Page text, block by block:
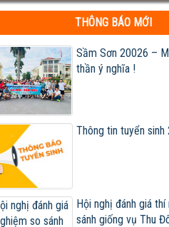
Hợp tác nghiên cứu, phát
kinh doanh các...
Lễ ký kết Biên bản ghi nhớ
cứu, phát triển...
Viện khoa học trụ vững trong
trường - Viện trưởng...
Tập đoàn Lộc Trời nhận
cấp giống ngô lai...
Giống đã được công nhận lưu
Xây dựng và hoàn thiện quy
ngô sinh khối tuần...
THÔNG BÁO MỚI
Sầm Sơn 20026 –
thần ý nghĩa !
Thông tin tuyển sinh
Hội nghị đánh giá thí
sánh giống vụ Thu